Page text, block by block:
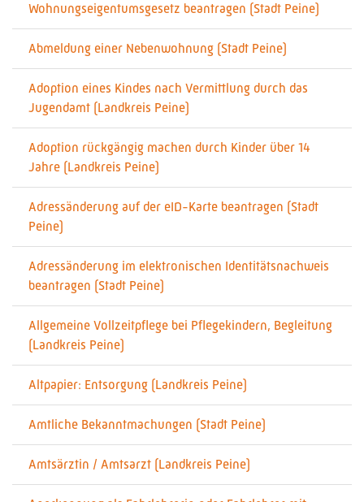
Wohnungseigentumsgesetz beantragen (Stadt Peine)
Abmeldung einer Nebenwohnung (Stadt Peine)
Adoption eines Kindes nach Vermittlung durch das
Jugendamt (Landkreis Peine)
Adoption rückgängig machen durch Kinder über 14
Jahre (Landkreis Peine)
Adressänderung auf der eID-Karte beantragen (Stadt
Peine)
Adressänderung im elektronischen Identitätsnachweis
beantragen (Stadt Peine)
Allgemeine Vollzeitpflege bei Pflegekindern, Begleitung
(Landkreis Peine)
Altpapier: Entsorgung (Landkreis Peine)
Amtliche Bekanntmachungen (Stadt Peine)
Amtsärztin / Amtsarzt (Landkreis Peine)